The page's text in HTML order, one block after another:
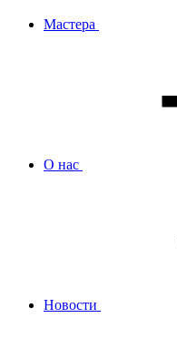
Мастера
О нас
Новости